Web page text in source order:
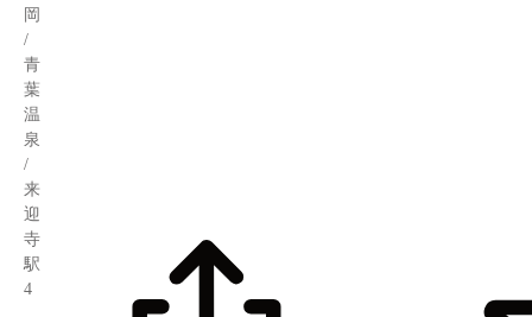
岡
/
青
葉
温
泉
/
来
迎
寺
駅
4